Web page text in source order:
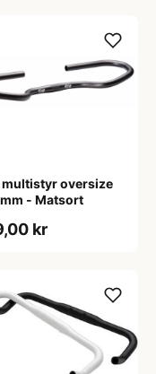
multistyr oversize
- Matsort
kr